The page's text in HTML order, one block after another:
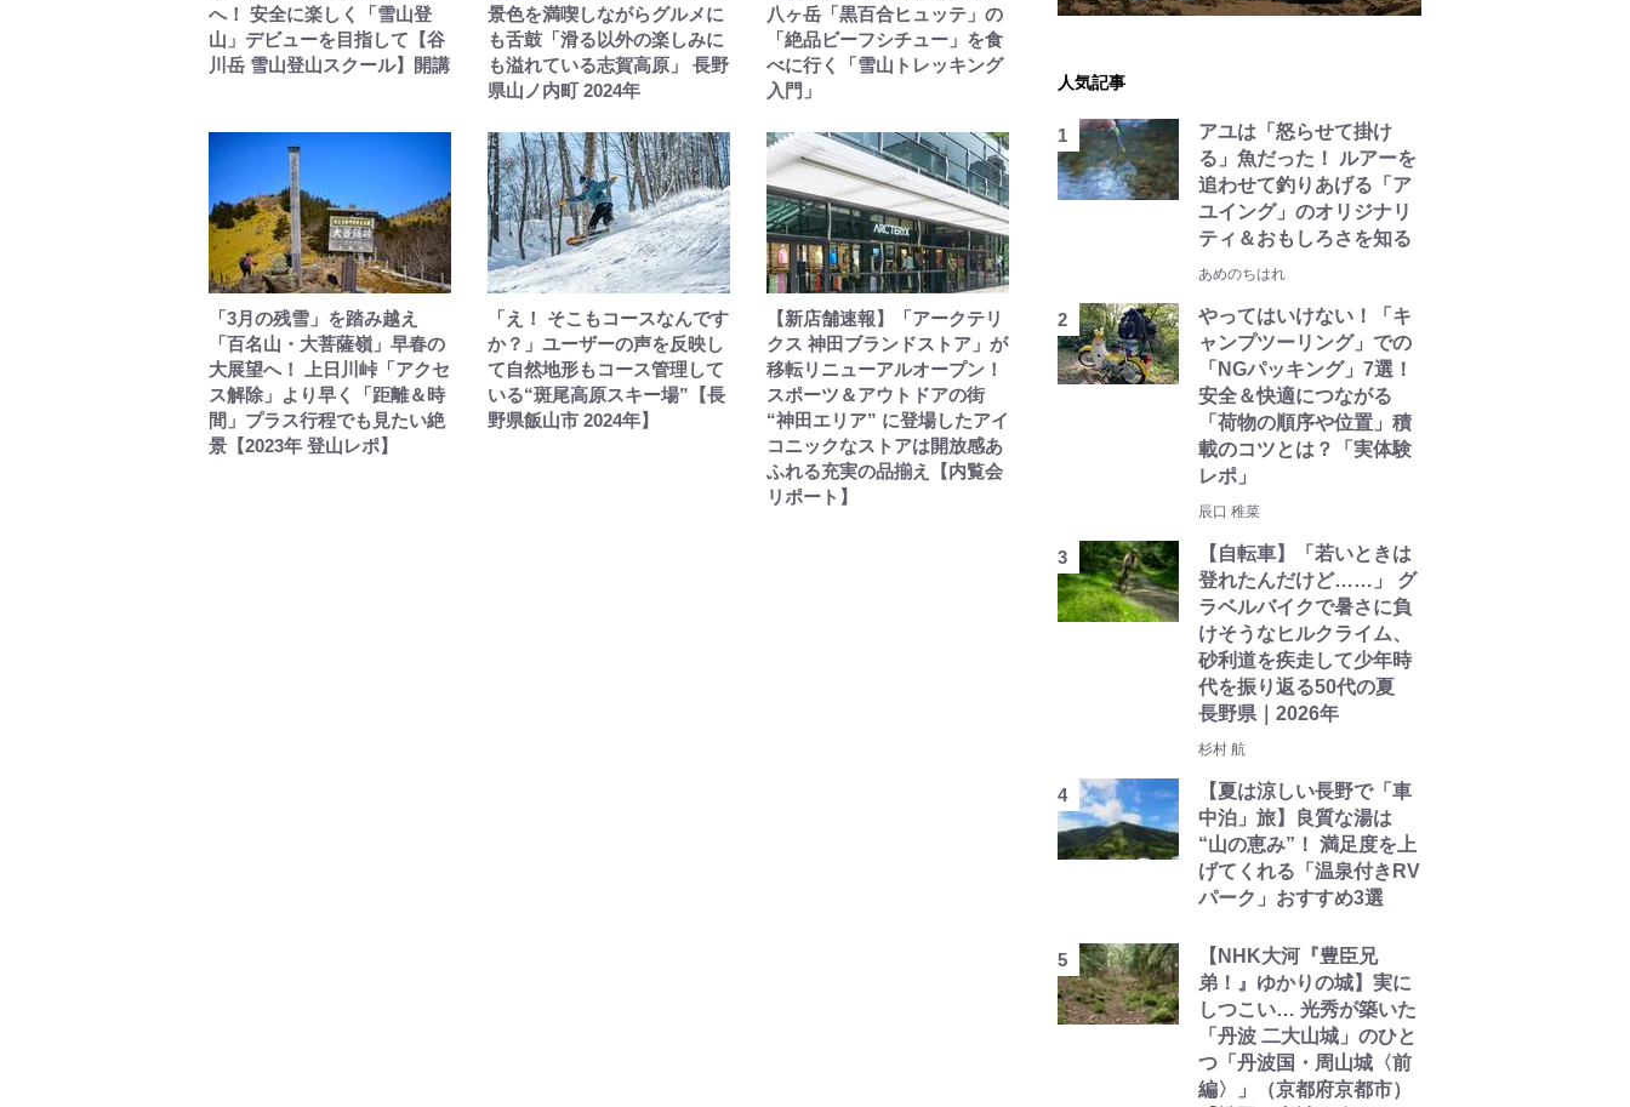
へ！ 安全に楽しく「雪山登
山」デビューを目指して【谷
川岳 雪山登山スクール】開講
景色を満喫しながらグルメに
も舌鼓「滑る以外の楽しみに
も溢れている志賀高原」 長野
県山ノ内町 2024年
八ヶ岳「黒百合ヒュッテ」の
「絶品ビーフシチュー」を食
べに行く「雪山トレッキング
入門」
「3月の残雪」を踏み越え
「百名山・大菩薩嶺」早春の
大展望へ！ 上日川峠「アクセ
ス解除」より早く「距離＆時
間」プラス行程でも見たい絶
景【2023年 登山レポ】
「え！ そこもコースなんです
か？」ユーザーの声を反映し
て自然地形もコース管理して
いる“斑尾高原スキー場”【長
野県飯山市 2024年】
【新店舗速報】「アークテリ
クス 神田ブランドストア」が
移転リニューアルオープン！
スポーツ＆アウトドアの街
“神田エリア” に登場したアイ
コニックなストアは開放感あ
ふれる充実の品揃え【内覧会
リポート】
人気記事
アユは「怒らせて掛け
る」魚だった！ ルアーを
追わせて釣りあげる「ア
ユイング」のオリジナリ
ティ＆おもしろさを知る
あめのちはれ
やってはいけない！「キ
ャンプツーリング」での
「NGパッキング」7選！
安全＆快適につながる
「荷物の順序や位置」積
載のコツとは？「実体験
レポ」
辰口 稚菜
【自転車】「若いときは
登れたんだけど……」 グ
ラベルバイクで暑さに負
けそうなヒルクライム、
砂利道を疾走して少年時
代を振り返る50代の夏
長野県｜2026年
杉村 航
【夏は涼しい長野で「車
中泊」旅】良質な湯は
“山の恵み”！ 満足度を上
げてくれる「温泉付きRV
パーク」おすすめ3選
【NHK大河『豊臣兄
弟！』ゆかりの城】実に
しつこい… 光秀が築いた
「丹波 二大山城」のひと
つ「丹波国・周山城〈前
編〉」（京都府京都市）